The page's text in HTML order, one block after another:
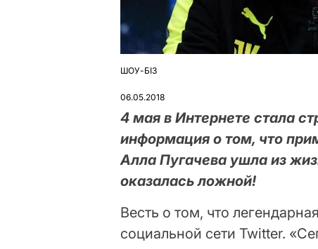
ОПУБЛІКУВАТИ
ШОУ-БІЗ
06.05.2018
4 мая в Интернете стала
информация о том, что
Алла Пугачева ушла из
оказалась ложной!
Весть о том, что
социальной сети Twitter.